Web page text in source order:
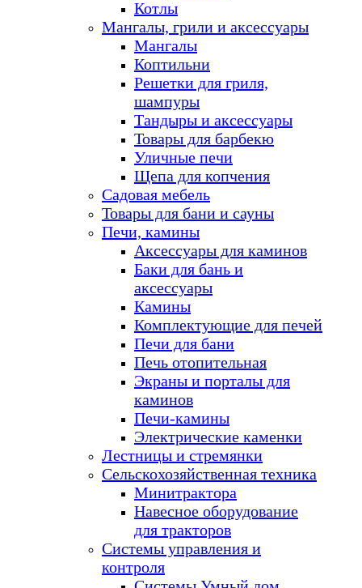
Котлы
Мангалы, грили и аксессуары
Мангалы
Коптильни
Решетки для гриля,
шампуры
Тандыры и аксессуары
Товары для барбекю
Уличные печи
Щепа для копчения
Садовая мебель
Товары для бани и сауны
Печи, камины
Аксессуары для каминов
Баки для бань и
аксессуары
Камины
Комплектующие для печей
Печи для бани
Печь отопительная
Экраны и порталы для
каминов
Печи-камины
Электрические каменки
Лестницы и стремянки
Сельскохозяйственная техника
Минитрактора
Навесное оборудование
для тракторов
Системы управления и
контроля